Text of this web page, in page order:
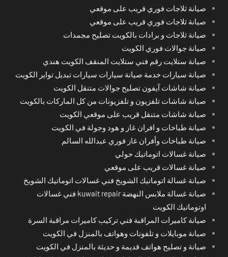
صيانة ثلاجات فوري قريب على موقعي
صيانة ثلاجات فوري قريب على موقعي
صيانة ثلاجات و برادات بالكويت تصليح مجمدات
صيانة جوالات فوري الكويت
صيانة ستلايت رقم فني ستلايت المنقف الكويت هندي
صيانة سيارات خدمة صيانة سيارات سيارات تبديل تواير الكويت
صيانة شاشات آيفون تصليح جوالات متنقل الكويت
صيانة شاشات تلفزيون و تلفزيونات من كل الماركات بالكويت
صيانة شاشات متنقل قريب على موقعي الكويت
صيانة طباخات و افران غاز و هود وجولة في الكويت
صيانة طباخات وأفران غاز فوري عبدالله السالم
صيانة غسالات اتوماتيك حولي
صيانة غسالات قريب على موقعي
صيانة غسالة اتوماتيك الشويخ فني غسالات اتوماتيك الشويخ
صيانة غسالة ملابس النهضة kuwait repair فني غسالات
اوتوماتيك الكويت
صيانة كاميرات المراقبة فني تركيب كاميرات مراقبة السرة
صيانة موبايلات و تلفونات وهواتف بالمنزل في الكويت
صيانة و تصليح هواتف قديمة و حديثة بالمنزل في الكويت